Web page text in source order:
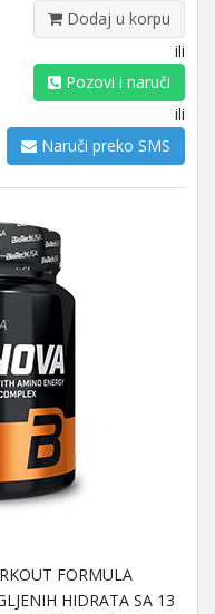
Dodaj u korpu
ili
Pozovi i naruči
ili
Naruči preko SMS
FORMULA
HIDRATA SA 13